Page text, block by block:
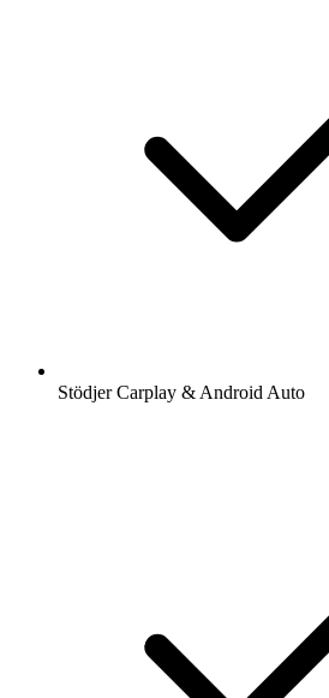
Stödjer Carplay & Android Auto